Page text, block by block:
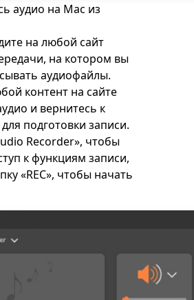
аудио на Mac из
на любой сайт
на котором вы
аудиофайлы.
контент на сайте
и вернитесь к
подготовки записи.
Recorder», чтобы
к функциям записи,
«REC», чтобы начать